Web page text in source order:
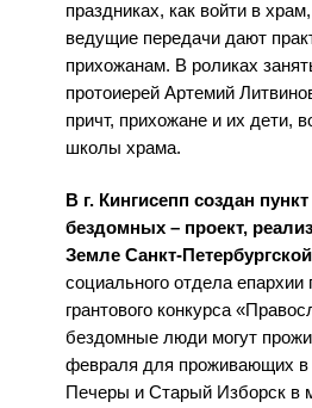
праздниках, как войти в
ведущие передачи дают
прихожанам. В роликах
протоиерей Артемий
причт, прихожане и их дети,
школы храма.
В г. Кингисепп создан
бездомных – проект,
Земле Санкт-
социального отдела
грантового конкурса
бездомные люди могут
февраля для проживающих в
Печеры и Старый Изборск в